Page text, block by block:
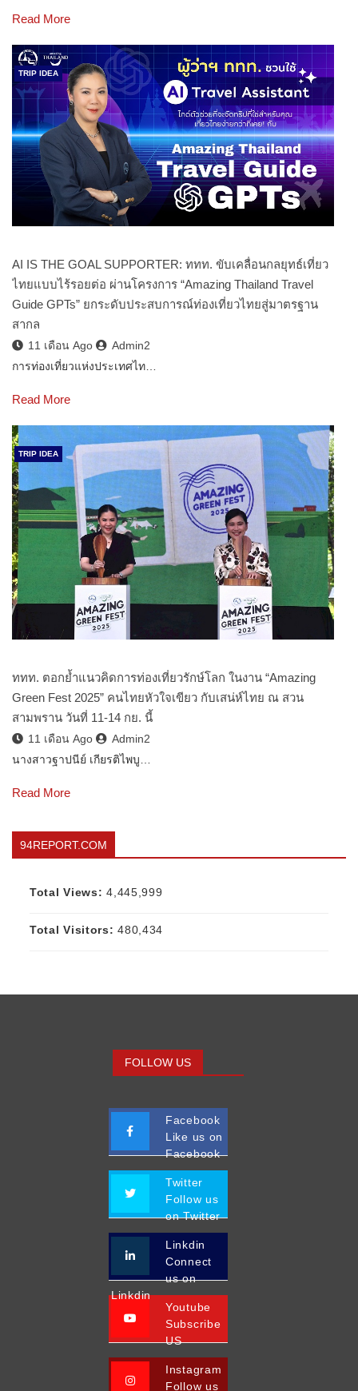
Read More
TRIP IDEA
AI IS THE GOAL SUPPORTER: ททท. ขับเคลื่อนกลยุทธ์เที่ยว
ไทยแบบไร้รอยต่อ ผ่านโครงการ “Amazing Thailand Travel
Guide GPTs” ยกระดับประสบการณ์ท่องเที่ยวไทยสู่มาตรฐาน
สากล
11 เดือน Ago
Admin2
การท่องเที่ยวแห่งประเทศไท…
Read More
TRIP IDEA
ททท. ตอกย้ำแนวคิดการท่องเที่ยวรักษ์โลก ในงาน “Amazing
Green Fest 2025” คนไทยหัวใจเขียว กับเสน่ห์ไทย ณ สวน
สามพราน วันที่ 11-14 กย. นี้
11 เดือน Ago
Admin2
นางสาวฐาปนีย์ เกียรติไพบู…
Read More
94REPORT.COM
Total Views:4,445,999
Total Visitors:480,434
FOLLOW US
Facebook
Like us on
Facebook
Twitter
Follow us
on Twitter
Linkdin
Connect
us on
Linkdin
Youtube
Subscribe
US
Instagram
Follow us